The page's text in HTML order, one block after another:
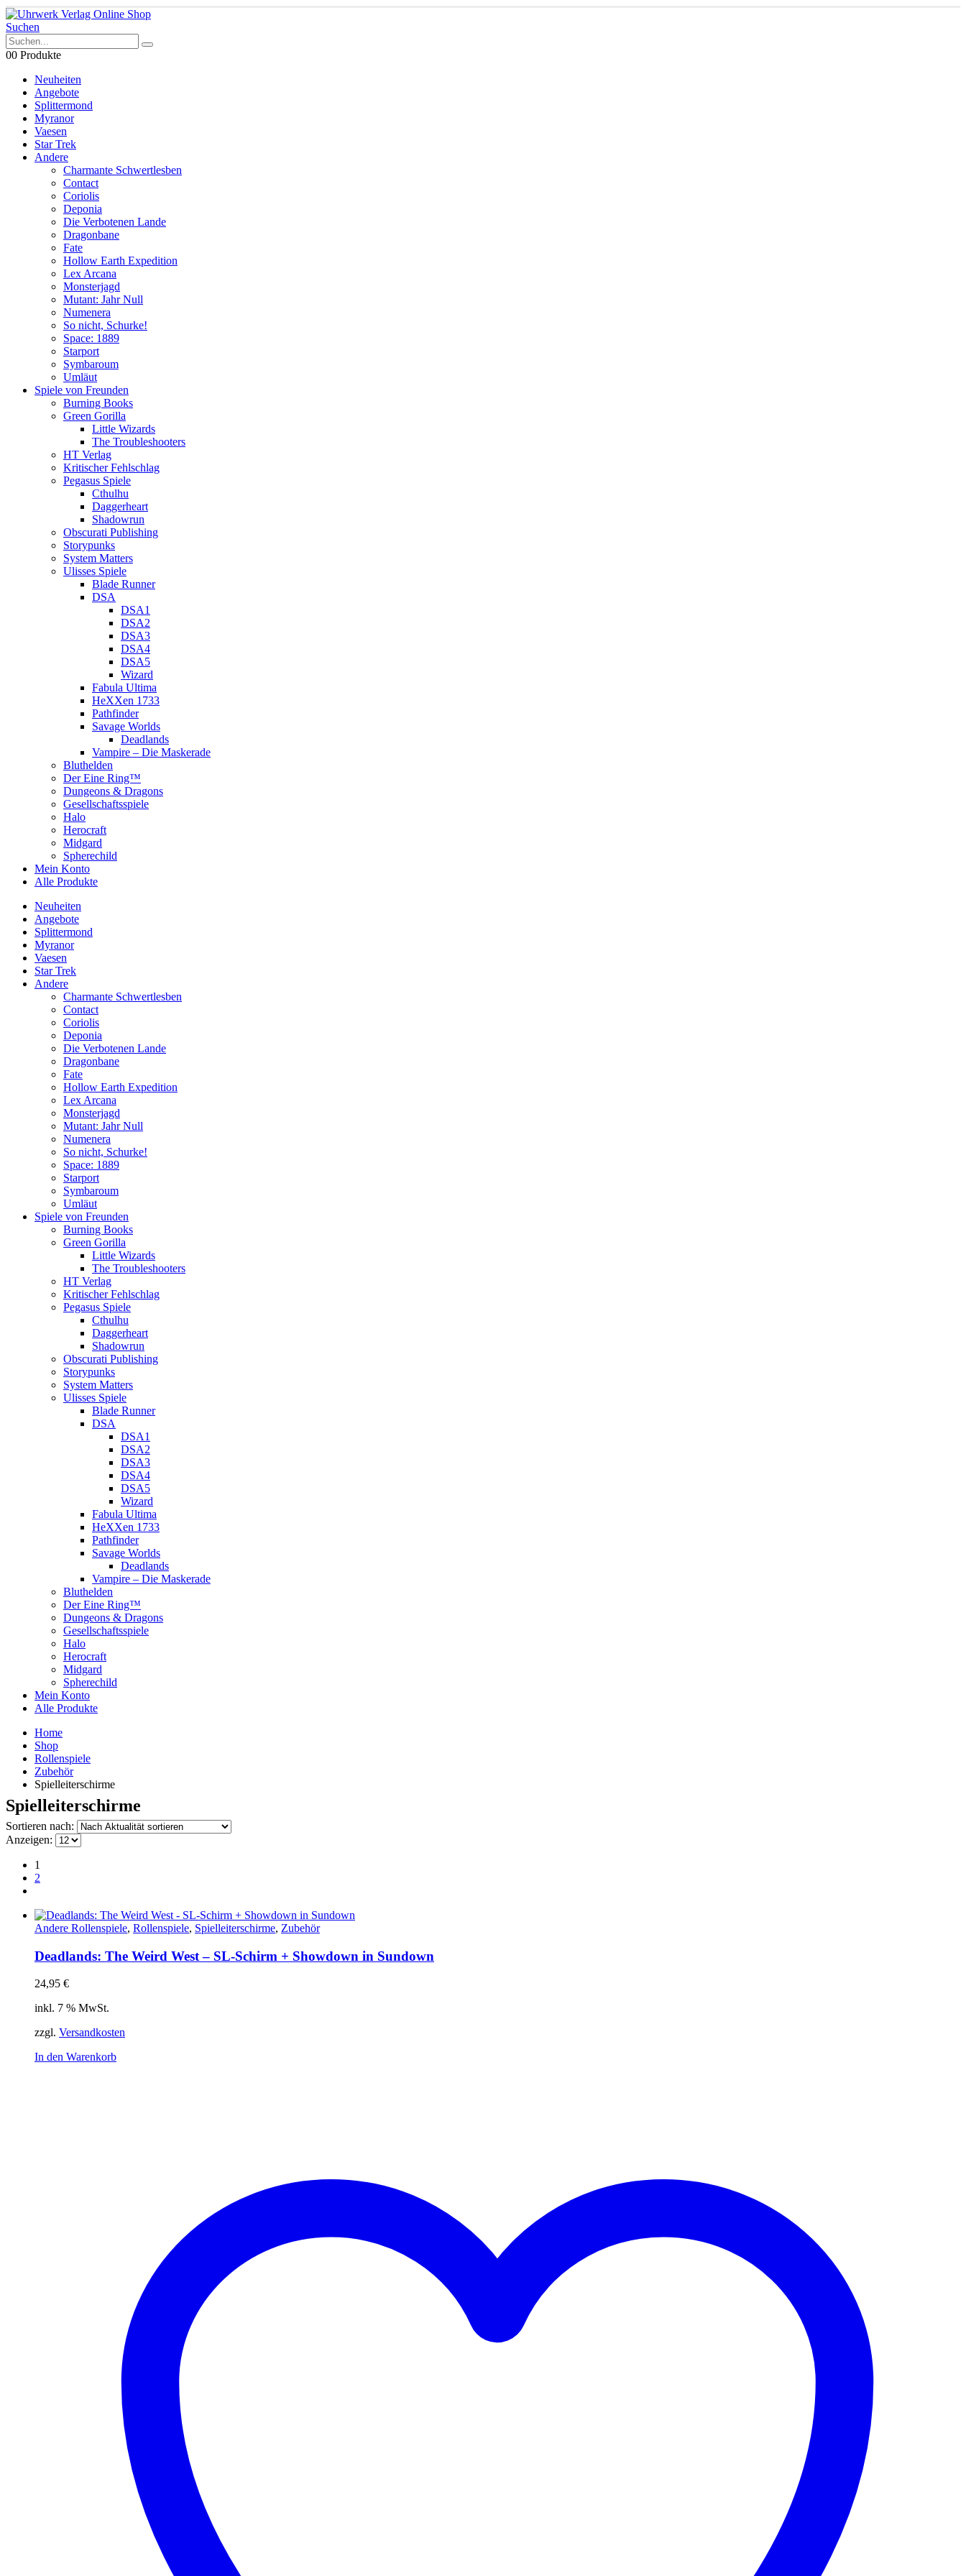
Suchen
00 Produkte
Neuheiten
Angebote
Splittermond
Myranor
Vaesen
Star Trek
Andere
Charmante Schwertlesben
Contact
Coriolis
Deponia
Die Verbotenen Lande
Dragonbane
Fate
Hollow Earth Expedition
Lex Arcana
Monsterjagd
Mutant: Jahr Null
Numenera
So nicht, Schurke!
Space: 1889
Starport
Symbaroum
Umläut
Spiele von Freunden
Burning Books
Green Gorilla
Little Wizards
The Troubleshooters
HT Verlag
Kritischer Fehlschlag
Pegasus Spiele
Cthulhu
Daggerheart
Shadowrun
Obscurati Publishing
Storypunks
System Matters
Ulisses Spiele
Blade Runner
DSA
DSA1
DSA2
DSA3
DSA4
DSA5
Wizard
Fabula Ultima
HeXXen 1733
Pathfinder
Savage Worlds
Deadlands
Vampire – Die Maskerade
Bluthelden
Der Eine Ring™
Dungeons & Dragons
Gesellschaftsspiele
Halo
Herocraft
Midgard
Spherechild
Mein Konto
Alle Produkte
Neuheiten
Angebote
Splittermond
Myranor
Vaesen
Star Trek
Andere
Charmante Schwertlesben
Contact
Coriolis
Deponia
Die Verbotenen Lande
Dragonbane
Fate
Hollow Earth Expedition
Lex Arcana
Monsterjagd
Mutant: Jahr Null
Numenera
So nicht, Schurke!
Space: 1889
Starport
Symbaroum
Umläut
Spiele von Freunden
Burning Books
Green Gorilla
Little Wizards
The Troubleshooters
HT Verlag
Kritischer Fehlschlag
Pegasus Spiele
Cthulhu
Daggerheart
Shadowrun
Obscurati Publishing
Storypunks
System Matters
Ulisses Spiele
Blade Runner
DSA
DSA1
DSA2
DSA3
DSA4
DSA5
Wizard
Fabula Ultima
HeXXen 1733
Pathfinder
Savage Worlds
Deadlands
Vampire – Die Maskerade
Bluthelden
Der Eine Ring™
Dungeons & Dragons
Gesellschaftsspiele
Halo
Herocraft
Midgard
Spherechild
Mein Konto
Alle Produkte
Home
Shop
Rollenspiele
Zubehör
Spielleiterschirme
Spielleiterschirme
Sortieren nach:
Anzeigen:
1
2
Andere Rollenspiele, Rollenspiele, Spielleiterschirme, Zubehör
Deadlands: The Weird West – SL-Schirm + Showdown in Sundown
24,95 €
inkl. 7 % MwSt.
zzgl. Versandkosten
In den Warenkorb